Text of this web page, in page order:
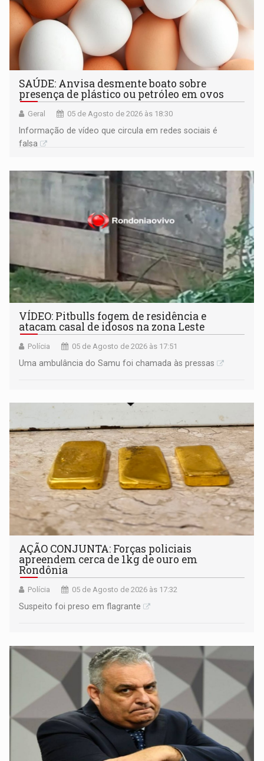
SAÚDE: Anvisa desmente boato sobre
presença de plástico ou petróleo em ovos
Geral 05 de Agosto de 2026 às 18:30
Informação de vídeo que circula em redes sociais é
falsa
VÍDEO: Pitbulls fogem de residência e
atacam casal de idosos na zona Leste
Polícia 05 de Agosto de 2026 às 17:51
Uma ambulância do Samu foi chamada às pressas
AÇÃO CONJUNTA: Forças policiais
apreendem cerca de 1kg de ouro em
Rondônia
Polícia 05 de Agosto de 2026 às 17:32
Suspeito foi preso em flagrante